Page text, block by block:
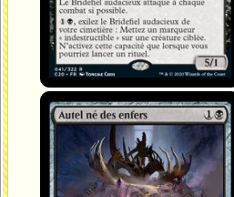
Autel né des enfers